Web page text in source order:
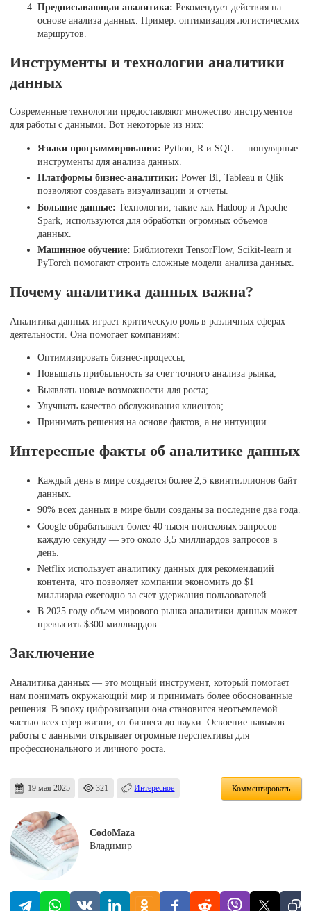
Предписывающая аналитика: Рекомендует действия на
основе анализа данных. Пример: оптимизация логистических
маршрутов.
Инструменты и технологии аналитики
данных
Современные технологии предоставляют множество инструментов
для работы с данными. Вот некоторые из них:
Языки программирования: Python, R и SQL — популярные
инструменты для анализа данных.
Платформы бизнес-аналитики: Power BI, Tableau и Qlik
позволяют создавать визуализации и отчеты.
Большие данные: Технологии, такие как Hadoop и Apache
Spark, используются для обработки огромных объемов
данных.
Машинное обучение: Библиотеки TensorFlow, Scikit-learn и
PyTorch помогают строить сложные модели анализа данных.
Почему аналитика данных важна?
Аналитика данных играет критическую роль в различных сферах
деятельности. Она помогает компаниям:
Оптимизировать бизнес-процессы;
Повышать прибыльность за счет точного анализа рынка;
Выявлять новые возможности для роста;
Улучшать качество обслуживания клиентов;
Принимать решения на основе фактов, а не интуиции.
Интересные факты об аналитике данных
Каждый день в мире создается более 2,5 квинтиллионов байт
данных.
90% всех данных в мире были созданы за последние два года.
Google обрабатывает более 40 тысяч поисковых запросов
каждую секунду — это около 3,5 миллиардов запросов в
день.
Netflix использует аналитику данных для рекомендаций
контента, что позволяет компании экономить до $1
миллиарда ежегодно за счет удержания пользователей.
В 2025 году объем мирового рынка аналитики данных может
превысить $300 миллиардов.
Заключение
Аналитика данных — это мощный инструмент, который помогает
нам понимать окружающий мир и принимать более обоснованные
решения. В эпоху цифровизации она становится неотъемлемой
частью всех сфер жизни, от бизнеса до науки. Освоение навыков
работы с данными открывает огромные перспективы для
профессионального и личного роста.
19 мая 2025 321 Интересное Комментировать
CodoMaza
Владимир